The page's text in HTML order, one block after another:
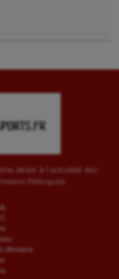
dédié à l'actualité des
Métropole.
d’Amiens